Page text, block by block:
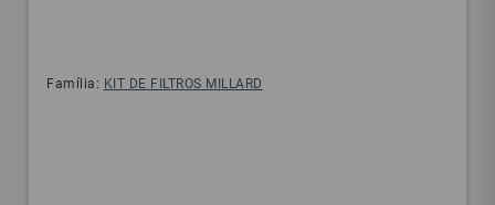
Família: KIT DE FILTROS MILLARD